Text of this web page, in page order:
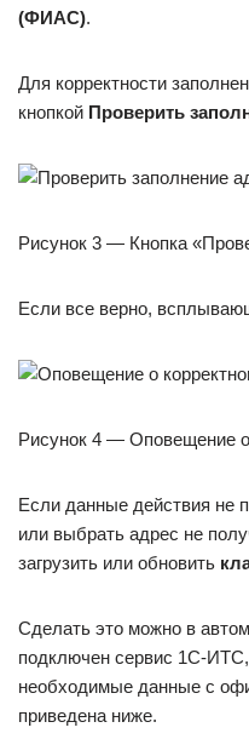
(ФИАС).
Для корректности
кнопкой Проверить
Рисунок 3 — Кнопка
Если все верно,
Рисунок 4 — Оповещение о
Если данные действия не
или выбрать адрес не
загрузить или обновить
Сделать это можно в
подключен сервис 1С-
необходимые данные с
приведена ниже.